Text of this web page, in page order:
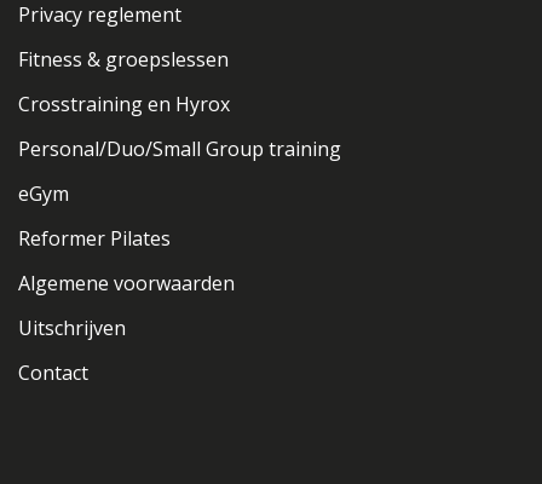
Privacy reglement
Fitness & groepslessen
Crosstraining en Hyrox
Personal/Duo/Small Group training
eGym
Reformer Pilates
Algemene voorwaarden
Uitschrijven
Contact